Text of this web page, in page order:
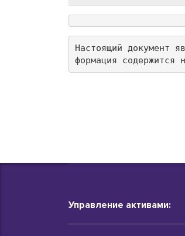
Настоящий документ
формация содержится
Управление активами: